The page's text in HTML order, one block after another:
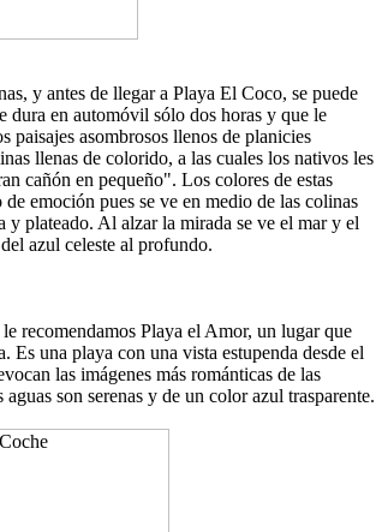
y antes de llegar a Playa El Coco, se puede
dura en automóvil sólo dos horas y que le
paisajes asombrosos llenos de planicies
llenas de colorido, a las cuales los nativos les
cañón en pequeño". Los colores de estas
emoción pues se ve en medio de las colinas
y plateado. Al alzar la mirada se ve el mar y el
azul celeste al profundo.
recomendamos Playa el Amor, un lugar que
Es una playa con una vista estupenda desde el
las imágenes más románticas de las
aguas son serenas y de un color azul trasparente.